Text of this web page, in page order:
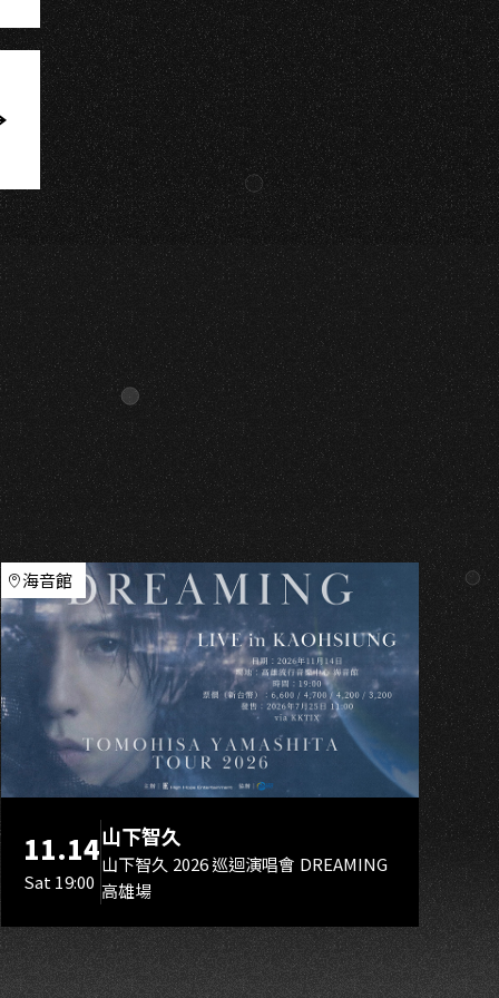
海音館
11.14
Sat 19:00
山下智久
山下智久 2026 巡迴演唱會 DREAMING
高雄場